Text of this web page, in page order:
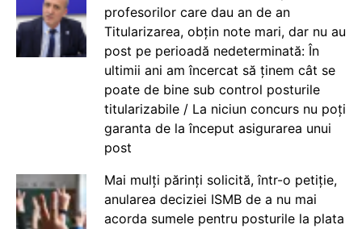
profesorilor care dau an de an
Titularizarea, obțin note mari, dar nu au
post pe perioadă nedeterminată: În
ultimii ani am încercat să ținem cât se
poate de bine sub control posturile
titularizabile / La niciun concurs nu poți
garanta de la început asigurarea unui
post
Mai mulți părinți solicită, într-o petiție,
anularea deciziei ISMB de a nu mai
acorda sumele pentru posturile la plata